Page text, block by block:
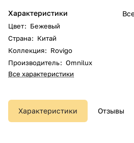
Характеристики
Цвет: Бежевый
Страна: Китай
Коллекция: Rovigo
Производитель: Omnilux
Все характеристики
Характеристики Отзывы